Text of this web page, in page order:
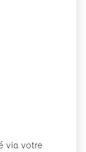
via votre